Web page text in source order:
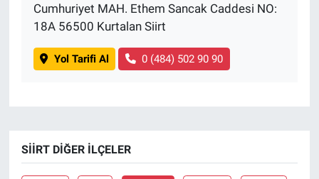
Cumhuriyet MAH. Ethem Sancak Caddesi NO:
18A 56500 Kurtalan Siirt
Yol Tarifi Al 0 (484) 502 90 90
SIIRT DIĞER İLÇELER